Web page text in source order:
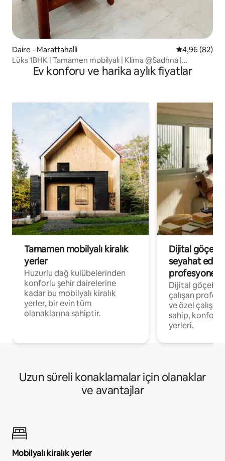
Daire - Marattahalli 5 üzerinden
4,96 (82)
Lüks 1BHK | Tamamen mobilyalı | Klima @Sadhna |
BrookfieldEv konforu ve harika aylık fiyatlar
Tamamen mobilyalı kiralık
yerler
Huzurlu dağ kulübelerinden
konforlu şehir dairelerine
kadar bu mobilyalı kiralık
yerler, bir evin tüm
olanaklarına sahiptir.
Dijital
seyahat eden
Dijital
çalışan
ve özel
sahip,
yerleri.
Uzun süreli konaklamalar için olanaklar
ve avantajlar
Mobilyalı kiralık yerler